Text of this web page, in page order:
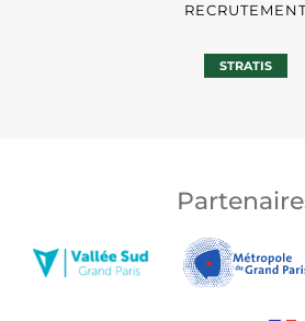
STRATIS